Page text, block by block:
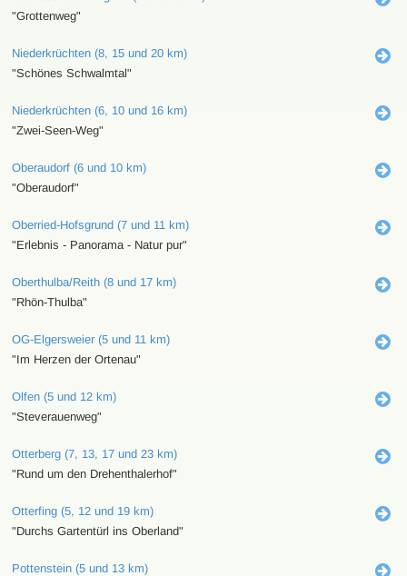
"Grottenweg"
Niederkrüchten (8, 15 und 20 km)
"Schönes Schwalmtal"
Niederkrüchten (6, 10 und 16 km)
"Zwei-Seen-Weg"
Oberaudorf (6 und 10 km)
"Oberaudorf"
Oberried-Hofsgrund (7 und 11 km)
"Erlebnis - Panorama - Natur pur"
Oberthulba/Reith (8 und 17 km)
"Rhön-Thulba"
OG-Elgersweier (5 und 11 km)
"Im Herzen der Ortenau"
Olfen (5 und 12 km)
"Steverauenweg"
Otterberg (7, 13, 17 und 23 km)
"Rund um den Drehenthalerhof"
Otterfing (5, 12 und 19 km)
"Durchs Gartentürl ins Oberland"
Pottenstein (5 und 13 km)